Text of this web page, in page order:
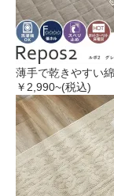
薄手で乾きやすい
￥2,990~(税込)